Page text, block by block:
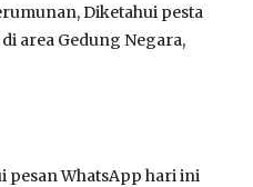
Diketahui pesta
area Gedung Negara,
pesan WhatsApp hari ini